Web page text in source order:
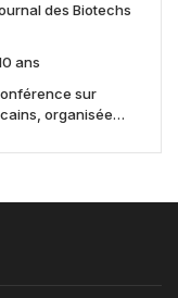
des Biotechs
ans
sur
organisée